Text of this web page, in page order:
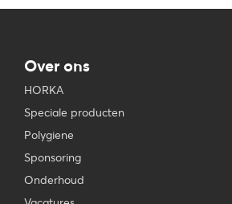
Over ons
HORKA
Speciale producten
Polygiene
Sponsoring
Onderhoud